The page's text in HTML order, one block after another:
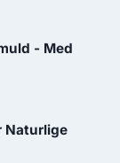
- Med
Naturlige